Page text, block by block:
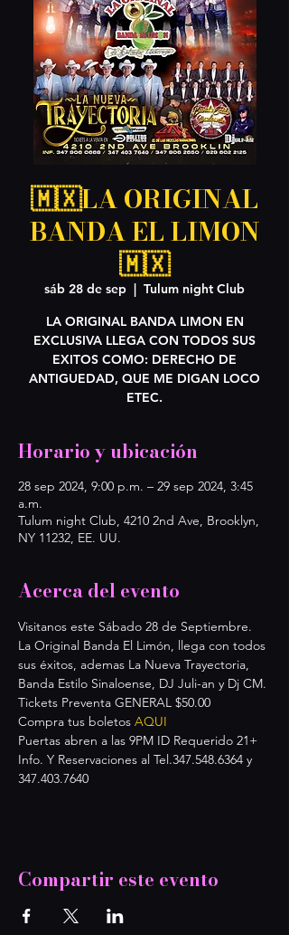
🇲🇽LA ORIGINAL
BANDA EL LIMON
🇲🇽
sáb 28 de sep
  |
Tulum night Club
LA ORIGINAL BANDA LIMON EN
EXCLUSIVA LLEGA CON TODOS SUS
EXITOS COMO: DERECHO DE
ANTIGUEDAD, QUE ME DIGAN LOCO
ETEC.
Horario y ubicación
28 sep 2024, 9:00 p.m. – 29 sep 2024, 3:45
a.m.
Tulum night Club, 4210 2nd Ave, Brooklyn,
NY 11232, EE. UU.
Acerca del evento
Visitanos este Sábado 28 de Septiembre.
La Original Banda El Limón, llega con todos
sus éxitos, ademas La Nueva Trayectoria,
Banda Estilo Sinaloense, DJ Juli-an y Dj CM.
Tickets Preventa GENERAL $50.00
Compra tus boletos AQUI
Puertas abren a las 9PM ID Requerido 21+
Info. Y Reservaciones al Tel.347.548.6364 y
347.403.7640
Compartir este evento